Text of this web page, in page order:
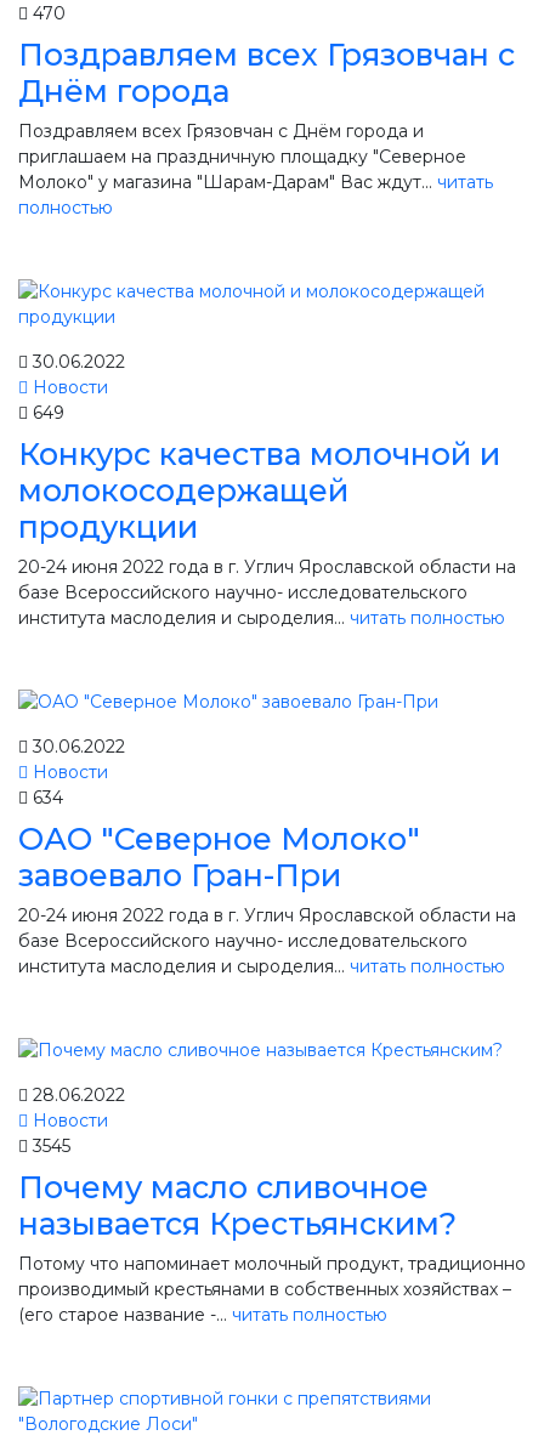
470
Поздравляем всех Грязовчан с
Днём города
Поздравляем всех Грязовчан с Днём города и
приглашаем на праздничную площадку "Северное
Молоко" у магазина "Шарам-Дарам" Вас ждут... читать
полностью
30.06.2022
Новости
649
Конкурс качества молочной и
молокосодержащей
продукции
20-24 июня 2022 года в г. Углич Ярославской области на
базе Всероссийского научно- исследовательского
института маслоделия и сыроделия... читать полностью
30.06.2022
Новости
634
ОАО "Северное Молоко"
завоевало Гран-При
20-24 июня 2022 года в г. Углич Ярославской области на
базе Всероссийского научно- исследовательского
института маслоделия и сыроделия... читать полностью
28.06.2022
Новости
3545
Почему масло сливочное
называется Крестьянским?
Потому что напоминает молочный продукт, традиционно
производимый крестьянами в собственных хозяйствах –
(его старое название -... читать полностью